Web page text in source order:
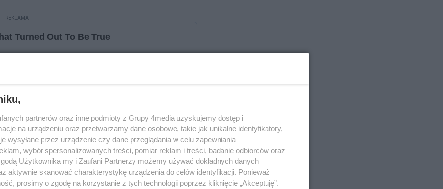
REKLAMA
Reklama
(02.03.2024)
partnerów oraz inne podmioty z Grupy 4media uzyskujemy dostęp i
na urządzeniu oraz przetwarzamy dane osobowe, takie jak unikalne identyfikatory,
wysyłane przez urządzenie czy dane przeglądania w celu zapewniania
wybór spersonalizowanych treści, pomiar reklam i treści, badanie odbiorców oraz
Użytkownika my i Zaufani Partnerzy możemy używać dokładnych danych
aktywnie skanować charakterystykę urządzenia do celów identyfikacji. Ponieważ
prosimy o zgodę na korzystanie z tych technologii poprzez kliknięcie „Akceptuję”.